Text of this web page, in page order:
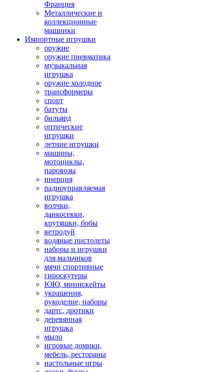
Франция
Металлические и
коллекционные
машинки
Импортные игрушки
оружие
оружие пневматика
музыкальная
игрушка
оружие холодное
трансформеры
спорт
батуты
бильярд
оптические
игрушки
летние игрушки
машины,
мотоциклы,
паровозы
инерция
радиоуправляемая
игрушка
волчки,
данкосекки,
крутяшки, бобы
ветродуй
водяные пистолеты
наборы и игрушки
для мальчиков
мячи спортивные
гироскутеры
ЮЮ, минискейты
украшения,
рукоделие, наборы
дартс, дротики
деревянная
игрушка
мыло
игровые домики,
мебель, рестораны
настольные игры